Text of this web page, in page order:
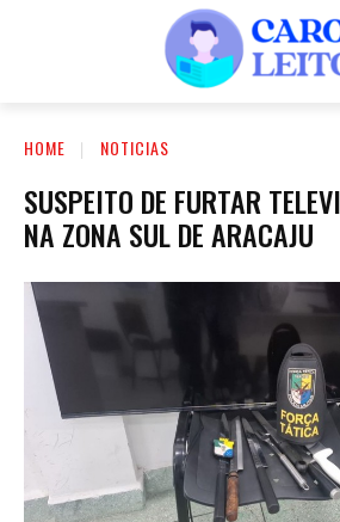
HOME NOTICIAS
SUSPEITO DE FURTAR
NA ZONA SUL DE ARACAJU